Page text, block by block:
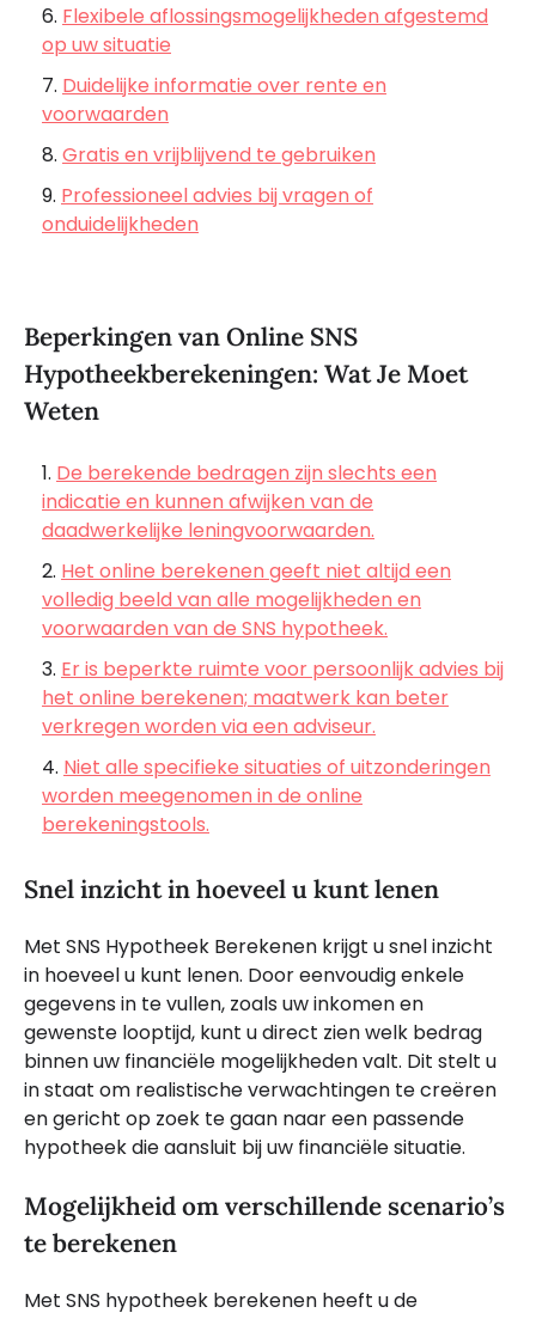
Flexibele aflossingsmogelijkheden afgestemd
op uw situatie
Duidelijke informatie over rente en
voorwaarden
Gratis en vrijblijvend te gebruiken
Professioneel advies bij vragen of
onduidelijkheden
Beperkingen van Online SNS
Hypotheekberekeningen: Wat Je Moet
Weten
De berekende bedragen zijn slechts een
indicatie en kunnen afwijken van de
daadwerkelijke leningvoorwaarden.
Het online berekenen geeft niet altijd een
volledig beeld van alle mogelijkheden en
voorwaarden van de SNS hypotheek.
Er is beperkte ruimte voor persoonlijk advies bij
het online berekenen; maatwerk kan beter
verkregen worden via een adviseur.
Niet alle specifieke situaties of uitzonderingen
worden meegenomen in de online
berekeningstools.
Snel inzicht in hoeveel u kunt lenen
Met SNS Hypotheek Berekenen krijgt u snel inzicht
in hoeveel u kunt lenen. Door eenvoudig enkele
gegevens in te vullen, zoals uw inkomen en
gewenste looptijd, kunt u direct zien welk bedrag
binnen uw financiële mogelijkheden valt. Dit stelt u
in staat om realistische verwachtingen te creëren
en gericht op zoek te gaan naar een passende
hypotheek die aansluit bij uw financiële situatie.
Mogelijkheid om verschillende scenario’s
te berekenen
Met SNS hypotheek berekenen heeft u de